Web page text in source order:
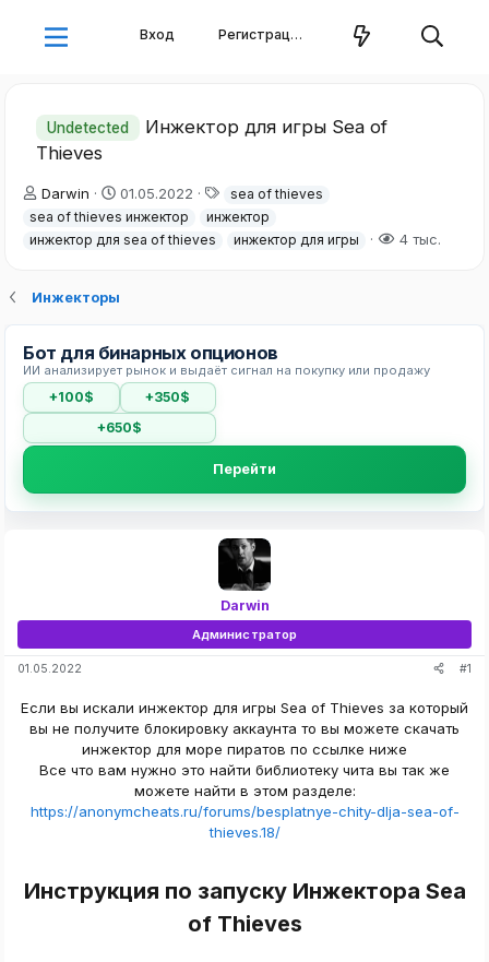
Вход Регистрация
Undetected
Инжектор для игры Sea of
Thieves
А
в
о
т
м
ы
Darwin
Д
а
а
а
л
а
01.05.2022
Т
е
sea of thieves
sea of thieves инжектор
инжектор
инжектор для sea of thieves
инжектор для игры 4 тыс.
Инжекторы
Бот для бинарных опционов
ИИ анализирует рынок и выдаёт сигнал на покупку или продажу
+100$
+350$
+650$
Перейти
Darwin
Администратор
01.05.2022 #1
Если вы искали инжектор для игры Sea of Thieves за который
вы не получите блокировку аккаунта то вы можете скачать
инжектор для море пиратов по ссылке ниже
Все что вам нужно это найти библиотеку чита вы так же
можете найти в этом разделе:
https://anonymcheats.ru/forums/besplatnye-chity-dlja-sea-of-
thieves.18/
Инструкция по запуску Инжектора Sea
of Thieves